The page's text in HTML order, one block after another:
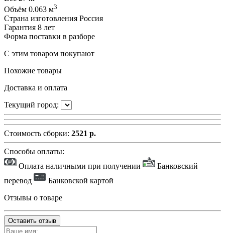
Объём 0.063 м3
Страна изготовления Россия
Гарантия 8 лет
Форма поставки в разборе
С этим товаром покупают
Похожие товары
Доставка и оплата
Текущий город:
Стоимость сборки: 2521 р.
Способы оплаты:
Оплата наличными при получении
Банковский
перевод
Банковской картой
Отзывы о товаре
Оставить отзыв